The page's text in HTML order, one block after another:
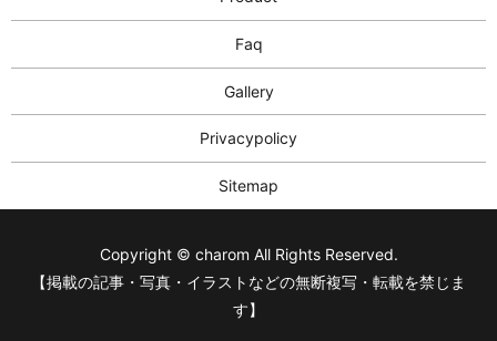
Faq
Gallery
Privacypolicy
Sitemap
Copyright © charom All Rights Reserved.
【掲載の記事・写真・イラストなどの無断複写・転載を禁じま
す】